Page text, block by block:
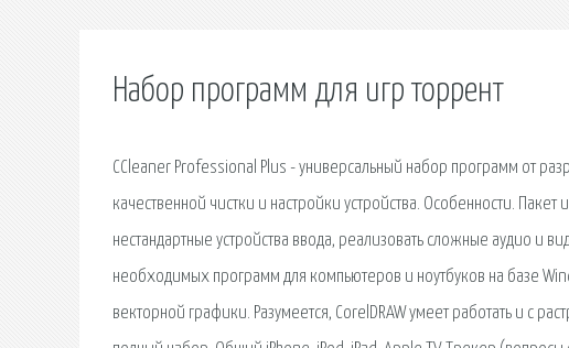
Набор программ для игр торрент
CCleaner Professional Plus - универсальный набор программ от
качественной чистки и настройки устройства. Особенности.
нестандартные устройства ввода, реализовать сложные аудио
необходимых программ для компьютеров и ноутбуков на базе
векторной графики. Разумеется, CorelDRAW умеет работать и с